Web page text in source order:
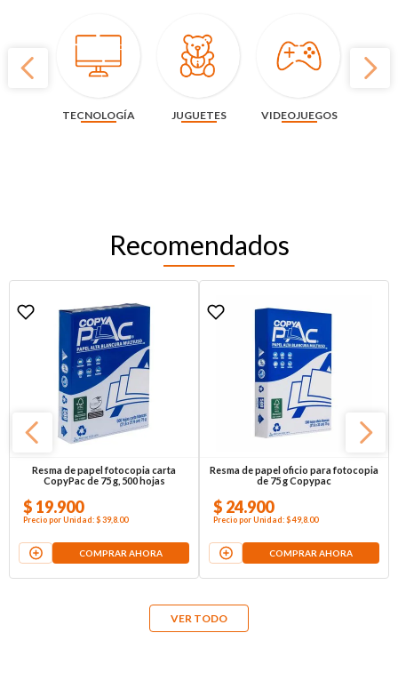
TECNOLOGÍA JUGUETES VIDEOJUEGOS
Recomendados
Resma de papel fotocopia carta
CopyPac de 75 g, 500 hojas
$ 19.900
Precio porUnidad:$ 39,8.00
COMPRAR AHORA
Resma de papel oficio para fotocopia
de 75 g Copypac
$ 24.900
Precio porUnidad:$ 49,8.00
COMPRAR AHORA
VER TODO